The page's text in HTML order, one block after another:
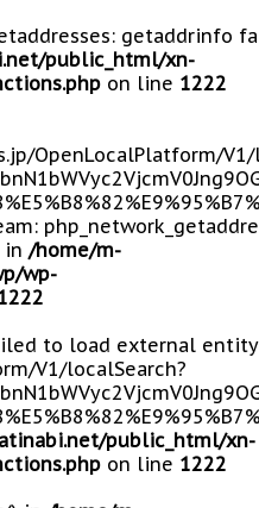
getaddrinfo
public_html/xn-
on line 1222
OpenLocalPlatform/V1/
in /home/m-
wp-
to load external entity
V1/localSearch?
public_html/xn-
on line 1222